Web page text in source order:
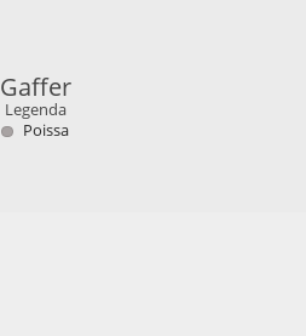
Gaffer
Legenda
Poissa